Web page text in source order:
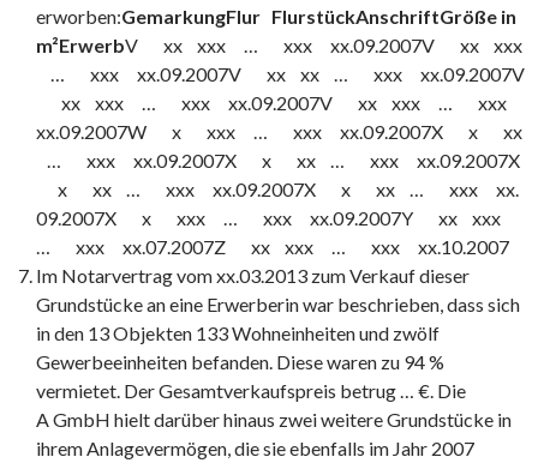
erworben:GemarkungFlur FlurstückAnschriftGröße in
m²ErwerbV xx xxx … xxx xx.09.2007V xx xxx
… xxx xx.09.2007V xx xx … xxx xx.09.2007V
xx xxx … xxx xx.09.2007V xx xxx … xxx
xx.09.2007W x xxx … xxx xx.09.2007X x xx
… xxx xx.09.2007X x xx … xxx xx.09.2007X
x xx … xxx xx.09.2007X x xx … xxx xx.
09.2007X x xxx … xxx xx.09.2007Y xx xxx
… xxx xx.07.2007Z xx xxx … xxx xx.10.2007
Im Notarvertrag vom xx.03.2013 zum Verkauf dieser
Grundstücke an eine Erwerberin war beschrieben, dass sich
in den 13 Objekten 133 Wohneinheiten und zwölf
Gewerbeeinheiten befanden. Diese waren zu 94 %
vermietet. Der Gesamtverkaufspreis betrug … €. Die
A GmbH hielt darüber hinaus zwei weitere Grundstücke in
ihrem Anlagevermögen, die sie ebenfalls im Jahr 2007